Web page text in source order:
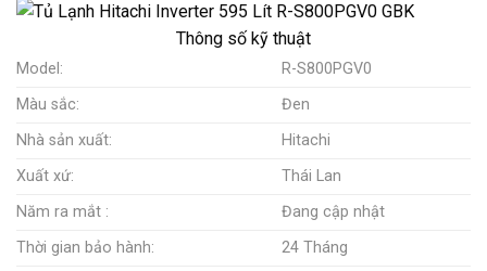
Thông số kỹ thuật
Model:
R-S800PGV0
Màu sắc:
Đen
Nhà sản xuất:
Hitachi
Xuất xứ:
Thái Lan
Năm ra mắt :
Đang cập nhật
Thời gian bảo hành:
24 Tháng